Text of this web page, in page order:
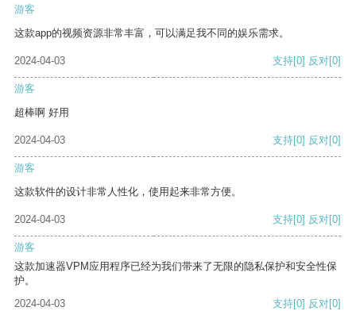
游客
这款app的视频资源非常丰富，可以满足我不同的娱乐需求。
2024-04-03 支持[0] 反对[0]
游客
超棒啊 好用
2024-04-03 支持[0] 反对[0]
游客
这款软件的设计非常人性化，使用起来非常方便。
2024-04-03 支持[0] 反对[0]
游客
这款加速器VPM应用程序已经为我们带来了无限的隐私保护和安全性保
护。
2024-04-03
支持[0] 反对[0]